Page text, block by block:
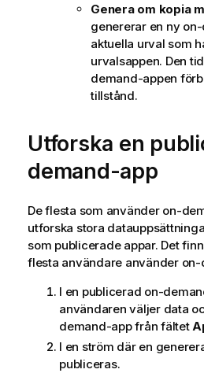
i
n
f
o
r
m
i
o
n
Genera om kopia
genererar en ny
aktuella urval som
urvalsappen. Den
demand-appen
tillstånd.
Utforska en
demand-app
De flesta som använder on-
utforska stora
som publicerade appar. Det
flesta användare använder
I en publicerad on-
användaren väljer data
demand-app från fältet
I en ström där en
publiceras.